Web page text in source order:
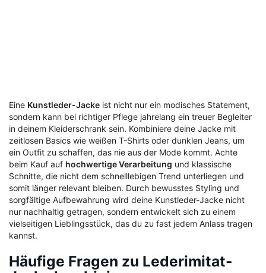
Eine Kunstleder-Jacke ist nicht nur ein modisches Statement,
sondern kann bei richtiger Pflege jahrelang ein treuer Begleiter
in deinem Kleiderschrank sein. Kombiniere deine Jacke mit
zeitlosen Basics wie weißen T-Shirts oder dunklen Jeans, um
ein Outfit zu schaffen, das nie aus der Mode kommt. Achte
beim Kauf auf hochwertige Verarbeitung und klassische
Schnitte, die nicht dem schnelllebigen Trend unterliegen und
somit länger relevant bleiben. Durch bewusstes Styling und
sorgfältige Aufbewahrung wird deine Kunstleder-Jacke nicht
nur nachhaltig getragen, sondern entwickelt sich zu einem
vielseitigen Lieblingsstück, das du zu fast jedem Anlass tragen
kannst.
Häufige Fragen zu Lederimitat-